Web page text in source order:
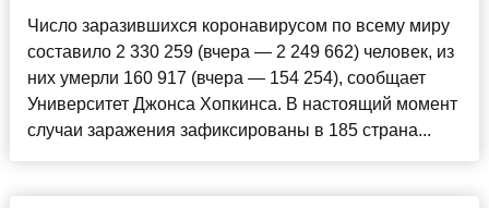
Число заразившихся коронавирусом по всему миру
составило 2 330 259 (вчера — 2 249 662) человек, из
них умерли 160 917 (вчера — 154 254), сообщает
Университет Джонса Хопкинса. В настоящий момент
случаи заражения зафиксированы в 185 страна...